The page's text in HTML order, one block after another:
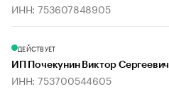
ИНН: 753607848905
ДЕЙСТВУЕТ
ИП Почекунин Виктор Сергеевич
ИНН: 753700544605